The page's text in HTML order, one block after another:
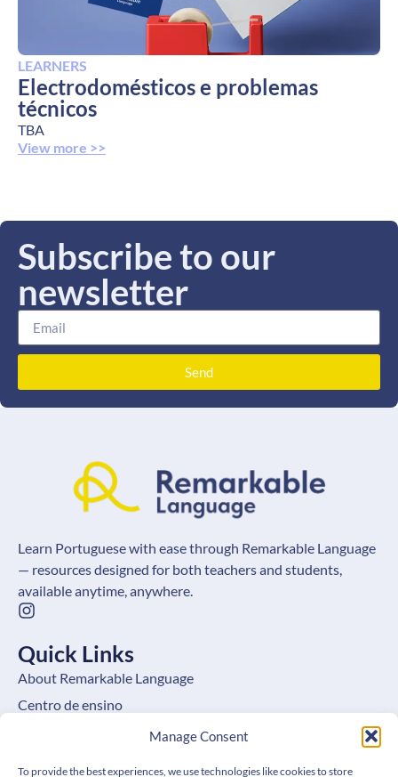
Manage Consent
To provide the best experiences, we use technologies like cookies to store
LEARNERS
Electrodomésticos e problemas
técnicos
TBA
View more >>
Subscribe to our
newsletter
Send
Learn Portuguese with ease through Remarkable Language
— resources designed for both teachers and students,
available anytime, anywhere.
Quick Links
About Remarkable Language
Centro de ensino